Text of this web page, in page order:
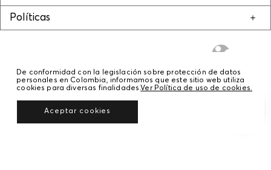
Políticas
© COPYRIGHT 2020 STF GROUP S.A. TODOS LOS DERECHOS RESERVADOS.
De conformidad con la legislación sobre protección de datos
personales en Colombia, informamos que este sitio web utiliza
cookies para diversas finalidades.Ver Política de uso de cookies.
Aceptar cookies